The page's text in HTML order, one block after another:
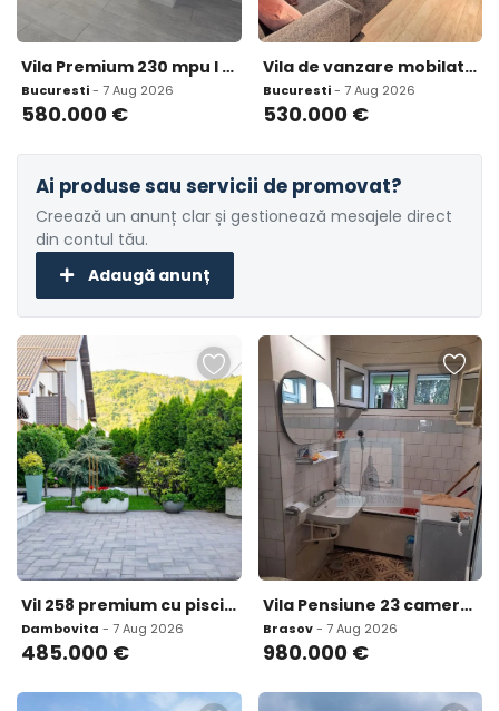
Vila Premium 230 mpu I 2 Locuri Parcare incluse I Curte
Bucuresti- 7 Aug 2026
580.000 €
Vila de vanzare mobilata si utiliata Pipera rondul omv co
Bucuresti- 7 Aug 2026
530.000 €
Ai produse sau servicii de promovat?
Creează un anunț clar și gestionează mesajele direct
din contul tău.
Adaugă anunț
Vil 258 premium cu piscin 258 jacuzzi teren de baschet
Dambovita - 7 Aug 2026
485.000 €
Vila Pensiune 23 camere 3500 m teren Moieciu de Sus
Brasov- 7 Aug 2026
980.000 €